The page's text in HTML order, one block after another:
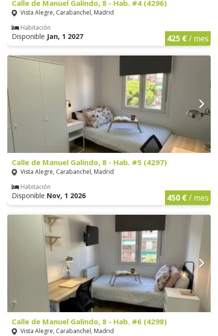
Calle de Manuel Galindo, 8 - Hab. #4 (4296)
Vista Alegre, Carabanchel, Madrid
Habitación
Disponible Jan, 1 2027 425 €/ mes
Calle de Manuel Galindo, 8 - Hab. #5 (4297)
Vista Alegre, Carabanchel, Madrid
Habitación
Disponible Nov, 1 2026 450 €/ mes
Calle de Manuel Galindo, 8 - Hab. #6 (4298)
Vista Alegre, Carabanchel, Madrid